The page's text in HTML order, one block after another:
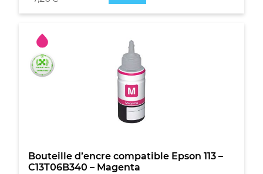
Epson
-
C13T06B440
-
Jaune
Bouteille d’encre compatible Epson 113 –
C13T06B340 – Magenta